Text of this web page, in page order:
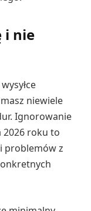
i nie
niewiele
Ignorowanie
2026 roku to
problemów z